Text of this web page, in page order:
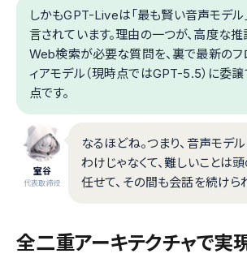
しかもGPT-Liveは「最も賢い音声モデル
言されています。理由の一つが、高度な推
Web検索が必要な質問を、裏で最新のフ
ィアモデル（現時点ではGPT-5.5）に委譲
点です。
室谷
代表取締役
なるほどね。つまり、音声モデ
わけじゃなくて、難しいことは
任せて、その間も会話を続けら
全二重アーキテクチャで実